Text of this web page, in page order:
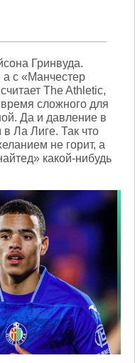
Гринвуда.
с «Манчестер
The Athletic,
сложного для
Да и давление в
Ла Лиге. Так что
не горит, а
какой-нибудь